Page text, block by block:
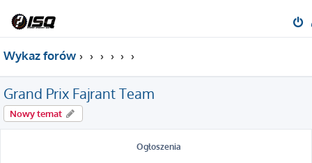
Wykaz forów
Grand Prix Fajrant Team
Nowy temat
Ogłoszenia